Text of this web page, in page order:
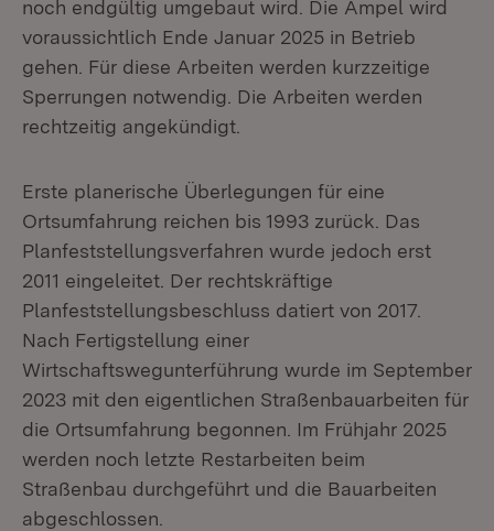
noch endgültig umgebaut wird. Die Ampel wird
voraussichtlich Ende Januar 2025 in Betrieb
gehen. Für diese Arbeiten werden kurzzeitige
Sperrungen notwendig. Die Arbeiten werden
rechtzeitig angekündigt.
Erste planerische Überlegungen für eine
Ortsumfahrung reichen bis 1993 zurück. Das
Planfeststellungsverfahren wurde jedoch erst
2011 eingeleitet. Der rechtskräftige
Planfeststellungsbeschluss datiert von 2017.
Nach Fertigstellung einer
Wirtschaftswegunterführung wurde im September
2023 mit den eigentlichen Straßenbauarbeiten für
die Ortsumfahrung begonnen. Im Frühjahr 2025
werden noch letzte Restarbeiten beim
Straßenbau durchgeführt und die Bauarbeiten
abgeschlossen.